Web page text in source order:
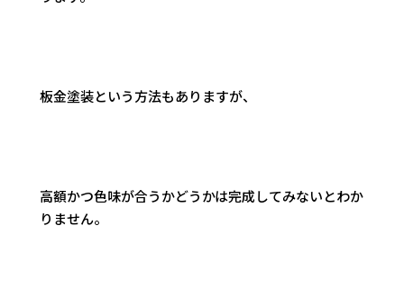
板金塗装という方法もありますが、
高額かつ色味が合うかどうかは完成してみないとわか
りません。